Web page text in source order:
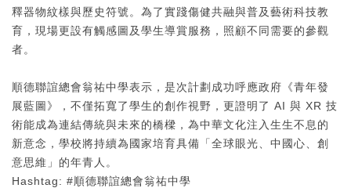
釋器物紋樣與歷史符號。為了實踐傷健共融與普及藝術科技教
育，現場更設有觸感圖及學生導賞服務，照顧不同需要的參觀
者。
順德聯誼總會翁祐中學表示，是次計劃成功呼應政府《青年發
展藍圖》，不僅拓寬了學生的創作視野，更證明了 AI 與 XR 技
術能成為連結傳統與未來的橋樑，為中華文化注入生生不息的
新意念，學校將持續為國家培育具備「全球眼光、中國心、創
意思維」的年青人。
Hashtag: #順德聯誼總會翁祐中學